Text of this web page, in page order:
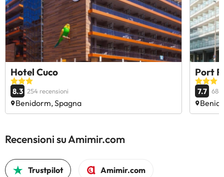
Hotel Cuco
8.3 254 recensioni
Benidorm, Spagna
Port
7.7
Recensioni su Amimir.com
Trustpilot Amimir.com